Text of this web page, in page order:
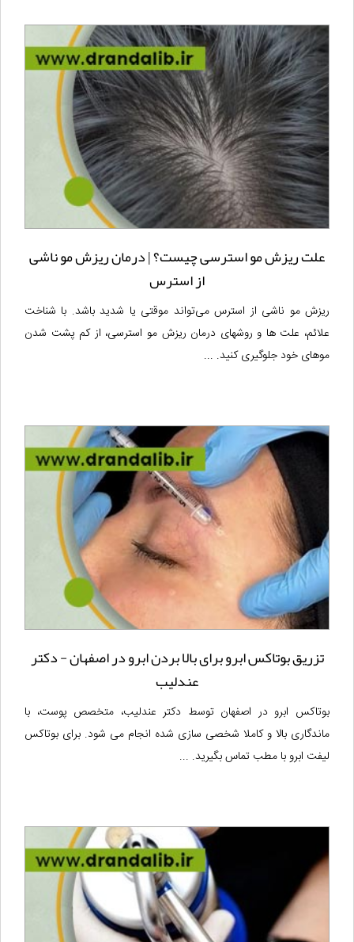
علت ریزش مو استرسی چیست؟ | درمان ریزش مو ناشی
از استرس
ریزش مو ناشی از استرس می‌تواند موقتی یا شدید باشد. با شناخت
علائم، علت ها و روشهای درمان ریزش مو استرسی، از کم پشت شدن
موهای خود جلوگیری کنید. ...
تزریق بوتاکس ابرو برای بالا بردن ابرو در اصفهان - دکتر
عندلیب
بوتاکس ابرو در اصفهان توسط دکتر عندلیب، متخصص پوست، با
ماندگاری بالا و کاملا شخصی سازی شده انجام می شود. برای بوتاکس
لیفت ابرو با مطب تماس بگیرید. ...